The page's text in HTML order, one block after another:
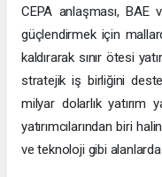
CEPA anlaşması, BAE
güçlendirmek için
kaldırarak sınır ötesi
stratejik iş birliğini
milyar dolarlık yatırım
yatırımcılarından biri
ve teknoloji gibi alanlarda